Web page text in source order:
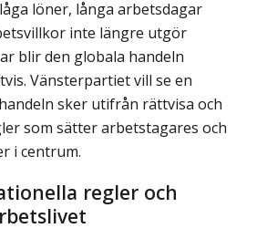
löner, långa arbetsdagar
inte längre utgör
blir den globala handeln
Vänsterpartiet vill se en
sker utifrån rättvisa och
som sätter arbetstagares och
i centrum.
regler och